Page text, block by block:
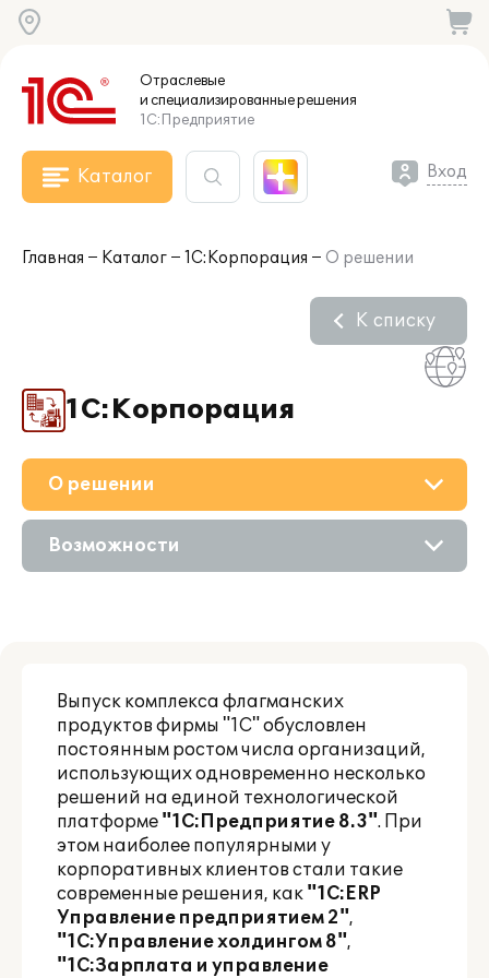
Отраслевые
и специализированныерешения
1С:Предприятие
Каталог Вход
Главная Каталог 1С:Корпорация О решении
1С:Корпорация
К списку
О решении
Приобретение
Возможности
Сравнение версий
Выпуск комплекса флагманских
продуктов фирмы "1С" обусловлен
постоянным ростом числа организаций,
использующих одновременно несколько
решений на единой технологической
платформе "1С:Предприятие 8.3". При
этом наиболее популярными у
корпоративных клиентов стали такие
современные решения, как "1С:ERP
Управление предприятием 2",
"1С:Управление холдингом 8",
"1С:Зарплата и управление